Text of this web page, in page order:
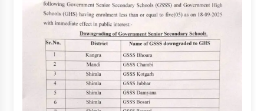
नितिन गडकरी से मिले विक्रमादित्य सिंह, हिमाचल की सड़क परियोजनाओं को
मिली बड़ी सौगात
06/08/2026